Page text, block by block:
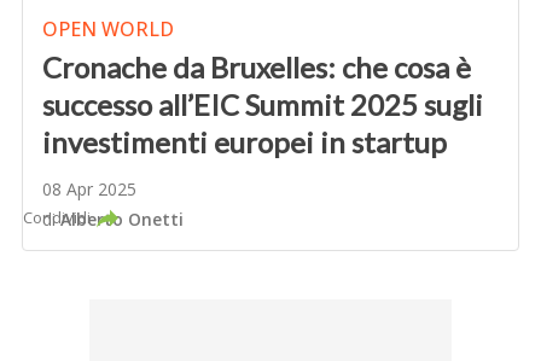
OPEN WORLD
Cronache da Bruxelles: che cosa è
successo all’EIC Summit 2025 sugli
investimenti europei in startup
08 Apr 2025
diAlberto Onetti
Condividi